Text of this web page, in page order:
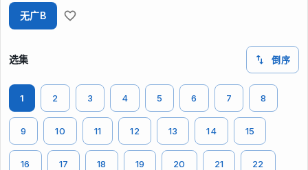
无广B
选集 倒序
1 2 3 4 5 6 7 8
9 10 11 12 13 14 15
16 17 18 19 20 21 22